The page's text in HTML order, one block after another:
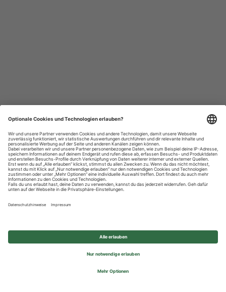
Datenschutzhinweise
Impressum
Privatsphäre-Einstellungen
© 2026 REWE Group - All rights reserved